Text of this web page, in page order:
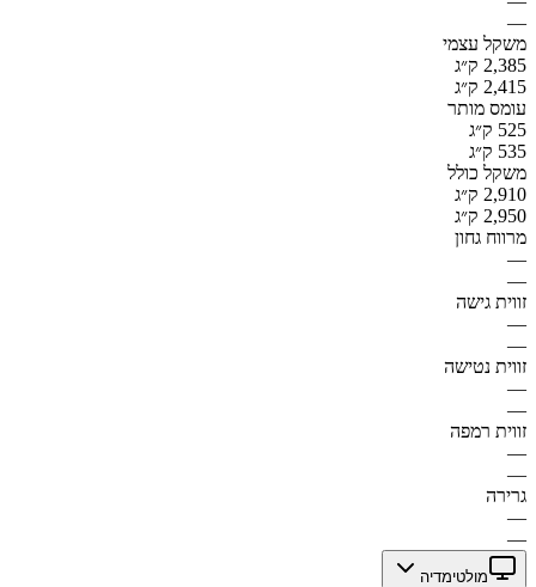
—
משקל עצמי
2,385 ק״ג
2,415 ק״ג
עומס מותר
525 ק״ג
535 ק״ג
משקל כולל
2,910 ק״ג
2,950 ק״ג
מרווח גחון
—
—
זווית גישה
—
—
זווית נטישה
—
—
זווית רמפה
—
—
גרירה
—
—
מולטימדיה